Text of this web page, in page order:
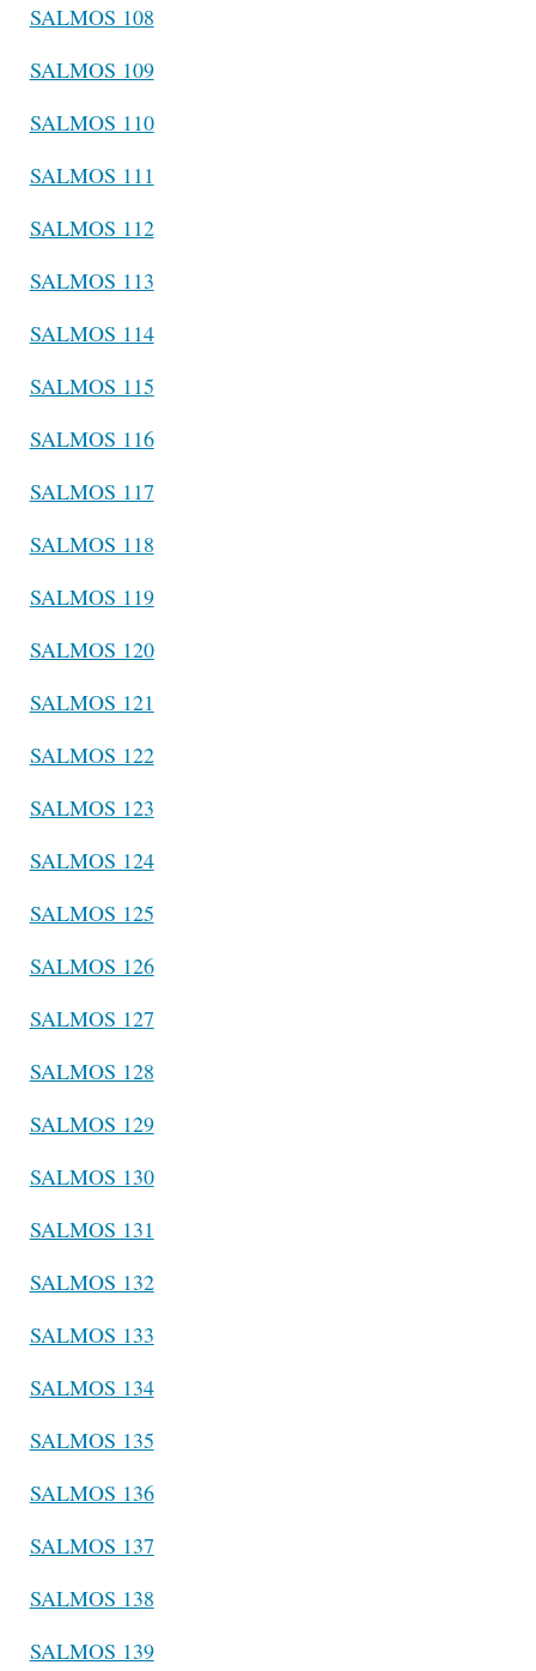
SALMOS 108
SALMOS 109
SALMOS 110
SALMOS 111
SALMOS 112
SALMOS 113
SALMOS 114
SALMOS 115
SALMOS 116
SALMOS 117
SALMOS 118
SALMOS 119
SALMOS 120
SALMOS 121
SALMOS 122
SALMOS 123
SALMOS 124
SALMOS 125
SALMOS 126
SALMOS 127
SALMOS 128
SALMOS 129
SALMOS 130
SALMOS 131
SALMOS 132
SALMOS 133
SALMOS 134
SALMOS 135
SALMOS 136
SALMOS 137
SALMOS 138
SALMOS 139